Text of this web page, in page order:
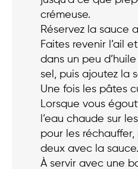
crémeuse.
Réservez la sauce
Faites revenir l’ail
dans un peu
sel, puis ajoutez la
Une fois les pâtes
Lorsque vous
l’eau chaude sur
pour les
deux avec la sauce.
À servir avec une